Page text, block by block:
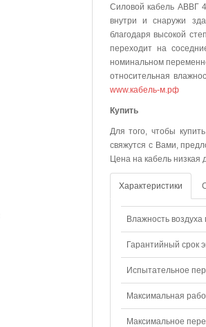
Силовой кабель АВВГ
внутри и снаружи
благодаря высокой
переходит на
номинальном
относительная
www.кабель-м.рф
Для того, чтобы
свяжутся с Вами,
Цена на кабель низкая
Характеристики
Влажность воздуха
Гарантийный срок
Испытательное
Максимальная
Максимальное